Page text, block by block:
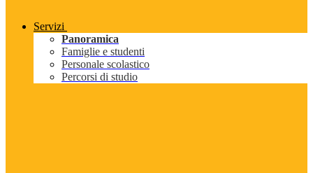
Servizi
Panoramica
Famiglie e studenti
Personale scolastico
Percorsi di studio